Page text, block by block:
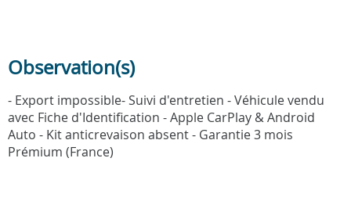
Observation(s)
- Export impossible- Suivi d'entretien - Véhicule vendu
avec Fiche d'Identification - Apple CarPlay & Android
Auto - Kit anticrevaison absent - Garantie 3 mois
Prémium (France)